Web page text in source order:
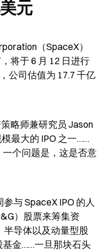
元
（SpaceX）
将于 6 月 12 日进行
公司估值为 17.7 千亿
略师兼研究员 Jason
最大的 IPO 之一……
个问题是，这是否意
与 SpaceX IPO 的人
）股票来筹集资
半导体以及动量型股
基金……一旦那块石头